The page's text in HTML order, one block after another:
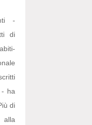
-
di
- ha
di
alla